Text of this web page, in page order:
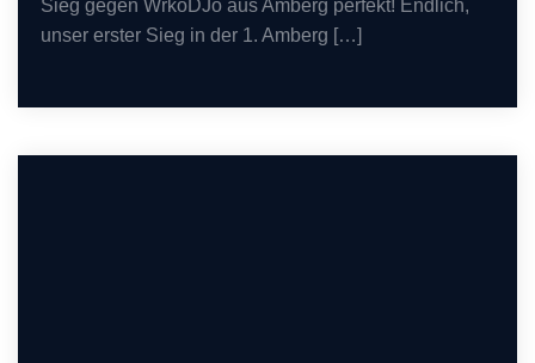
Sieg gegen WrkoDJo aus Amberg perfekt! Endlich,
unser erster Sieg in der 1. Amberg […]